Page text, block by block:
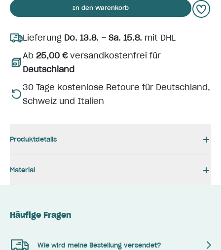
In den Warenkorb
Lieferung Do. 13.8. – Sa. 15.8. mit DHL
Ab 25,00 €versandkostenfrei für
Deutschland
30 Tage kostenlose Retoure für Deutschland,
Schweiz und Italien
Produktdetails
Material
Häufige Fragen
Wie wird meine Bestellung versendet?